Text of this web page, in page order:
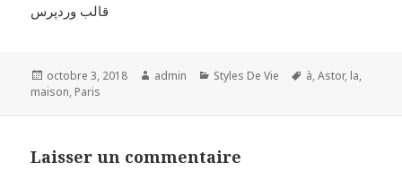
قالب وردپرس
Publié
le
octobre 3, 2018 Auteur
admin Catégories
Styles De Vie Étiquettes
à,Astor, la,
maison, Paris
Laisser un commentaire